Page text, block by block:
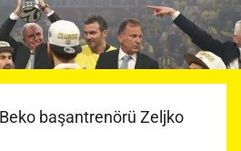
başantrenörü Zeljko